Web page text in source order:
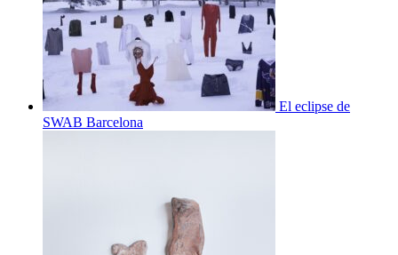
El eclipse de
SWAB Barcelona